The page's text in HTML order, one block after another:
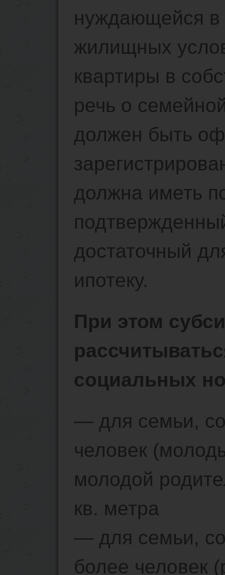
нуждающейся в
жилищных
квартиры в
речь о
должен быть
должна иметь
достаточный
ипотеку.
При этом
социальных
— для семьи,
человек
молодой
кв. метра
— для семьи,
более человек